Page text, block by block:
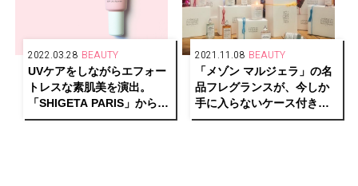
2022.03.28 BEAUTY
UVケアをしながらエフォー
トレスな素肌美を演出。
「SHIGETA PARIS」から多
機能化粧下地が新登場！
2021.11.08 BEAUTY
「メゾン マルジェラ」の名
品フレグランスが、今しか
手に入らないケース付きで
登場！ 表参道ヒルズでは